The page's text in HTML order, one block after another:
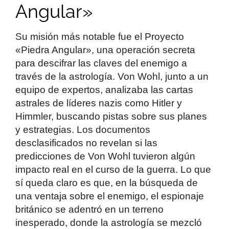
Angular»
Su misión más notable fue el Proyecto
«Piedra Angular», una operación secreta
para descifrar las claves del enemigo a
través de la astrología. Von Wohl, junto a un
equipo de expertos, analizaba las cartas
astrales de líderes nazis como Hitler y
Himmler, buscando pistas sobre sus planes
y estrategias. Los documentos
desclasificados no revelan si las
predicciones de Von Wohl tuvieron algún
impacto real en el curso de la guerra. Lo que
sí queda claro es que, en la búsqueda de
una ventaja sobre el enemigo, el espionaje
británico se adentró en un terreno
inesperado, donde la astrología se mezcló